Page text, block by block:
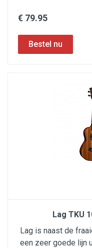
€ 79.95
Lag TKU
Lag is naast de
een zeer goede lijn